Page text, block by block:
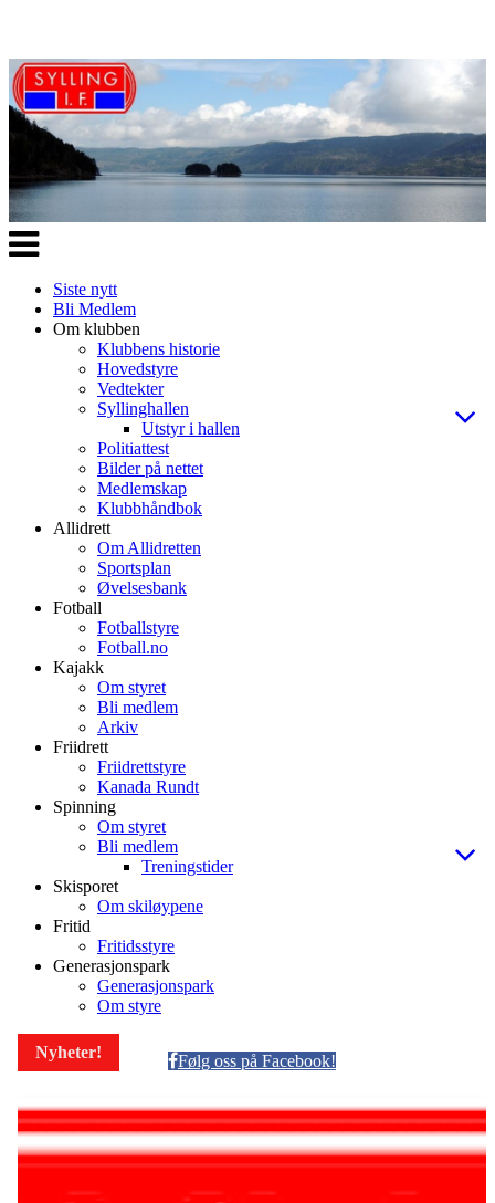
Veksle
navigasjon
Siste nytt
Bli Medlem
Om klubben
Klubbens historie
Hovedstyre
Vedtekter
Syllinghallen
Utstyr i hallen
Politiattest
Bilder på nettet
Medlemskap
Klubbhåndbok
Allidrett
Om Allidretten
Sportsplan
Øvelsesbank
Fotball
Fotballstyre
Fotball.no
Kajakk
Om styret
Bli medlem
Arkiv
Friidrett
Friidrettstyre
Kanada Rundt
Spinning
Om styret
Bli medlem
Treningstider
Skisporet
Om skiløypene
Fritid
Fritidsstyre
Generasjonspark
Generasjonspark
Om styre
Følg oss på Facebook!
Nyheter!